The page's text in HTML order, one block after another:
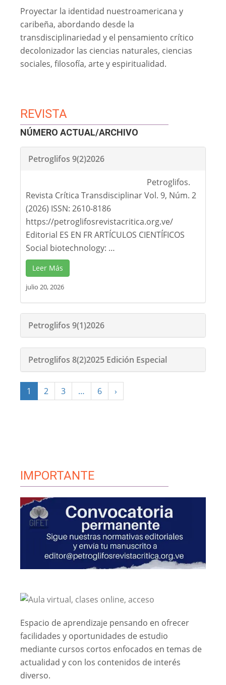
Proyectar la identidad nuestroamericana y
caribeña, abordando desde la
transdisciplinariedad y el pensamiento crítico
decolonizador las ciencias naturales, ciencias
sociales, filosofía, arte y espiritualidad.
REVISTA
NÚMERO ACTUAL/ARCHIVO
Petroglifos 9(2)2026
Petroglifos.
Revista Crítica Transdisciplinar Vol. 9, Núm. 2
(2026) ISSN: 2610-8186
https://petroglifosrevistacritica.org.ve/
Editorial ES EN FR ARTÍCULOS CIENTÍFICOS
Social biotechnology: …
Leer Más
julio 20, 2026
Petroglifos 9(1)2026
Petroglifos 8(2)2025 Edición Especial
1 2 3 … 6 ›
IMPORTANTE
Espacio de aprendizaje pensando en ofrecer
facilidades y oportunidades de estudio
mediante cursos cortos enfocados en temas de
actualidad y con los contenidos de interés
diverso.